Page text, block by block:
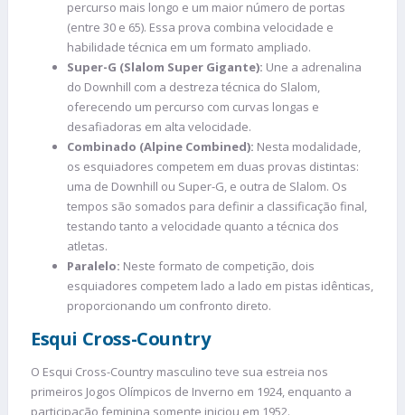
percurso mais longo e um maior número de portas
(entre 30 e 65). Essa prova combina velocidade e
habilidade técnica em um formato ampliado.
Super-G (Slalom Super Gigante): Une a adrenalina
do Downhill com a destreza técnica do Slalom,
oferecendo um percurso com curvas longas e
desafiadoras em alta velocidade.
Combinado (Alpine Combined): Nesta modalidade,
os esquiadores competem em duas provas distintas:
uma de Downhill ou Super-G, e outra de Slalom. Os
tempos são somados para definir a classificação final,
testando tanto a velocidade quanto a técnica dos
atletas.
Paralelo: Neste formato de competição, dois
esquiadores competem lado a lado em pistas idênticas,
proporcionando um confronto direto.
Esqui Cross-Country
O Esqui Cross-Country masculino teve sua estreia nos
primeiros Jogos Olímpicos de Inverno em 1924, enquanto a
participação feminina somente iniciou em 1952.